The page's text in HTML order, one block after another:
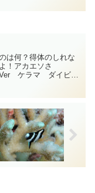
は何？得体のしれな
！アカエソさ
ケラマ ダイビン